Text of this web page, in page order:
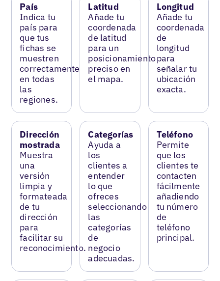
País
Indica tu
país para
que tus
fichas se
muestren
correctamente
en todas
las
regiones.
Latitud
Añade tu
coordenada
de latitud
para un
posicionamiento
preciso en
el mapa.
Longitud
Añade tu
coordenada
de
longitud
para
señalar tu
ubicación
exacta.
Dirección
mostrada
Muestra
una
versión
limpia y
formateada
de tu
dirección
para
facilitar su
reconocimiento.
Categorías
Ayuda a
los
clientes a
entender
lo que
ofreces
seleccionando
las
categorías
de
negocio
adecuadas.
Teléfono
Permite
que los
clientes te
contacten
fácilmente
añadiendo
tu número
de
teléfono
principal.